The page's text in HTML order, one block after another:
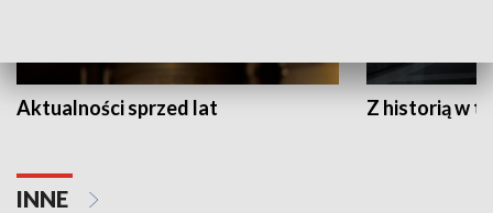
Aktualności sprzed lat Z historią w
INNE